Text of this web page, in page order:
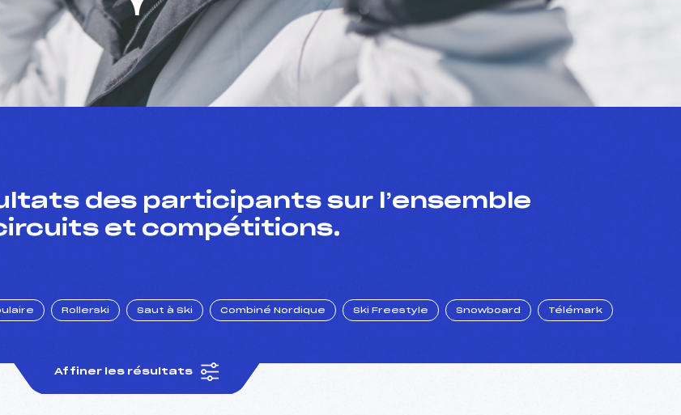
des participants sur l’ensemble
et compétitions.
Rollerski Saut à Ski Combiné Nordique Ski Freestyle Snowboard Télémark
Affiner les résultats